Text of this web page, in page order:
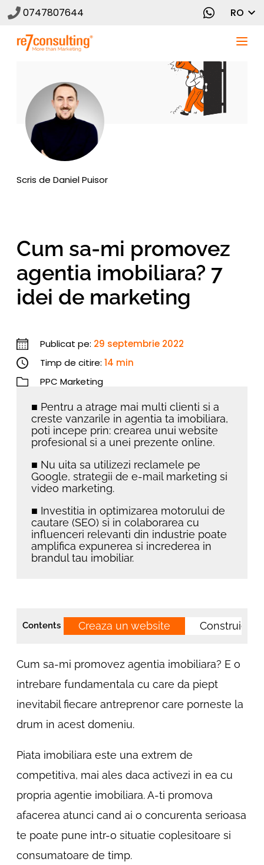
0747807644 RO
Scris deDaniel Puisor
Cum sa-mi promovez
agentia imobiliara? 7
idei de marketing
Publicat pe: 29 septembrie 2022
Timp de citire:14 min
PPC Marketing
■ Pentru a atrage mai multi clienti si a
creste vanzarile in agentia ta imobiliara,
poti incepe prin: crearea unui website
profesional si a unei prezente online.
■ Nu uita sa utilizezi reclamele pe
Google, strategii de e-mail marketing si
video marketing.
■ Investitia in optimizarea motorului de
cautare (SEO) si in colaborarea cu
influenceri relevanti din industrie poate
amplifica expunerea si increderea in
brandul tau imobiliar.
Cum sa-mi promovez agentia imobiliara? E o
intrebare fundamentala cu care da piept
inevitabil fiecare antreprenor care porneste la
drum in acest domeniu.
Piata imobiliara este una extrem de
competitiva, mai ales daca activezi in ea cu
propria agentie imobiliara. A-ti promova
afacerea atunci cand ai o concurenta serioasa
te poate pune intr-o situatie coplesitoare si
consumatoare de timp.
Contents Creaza un website